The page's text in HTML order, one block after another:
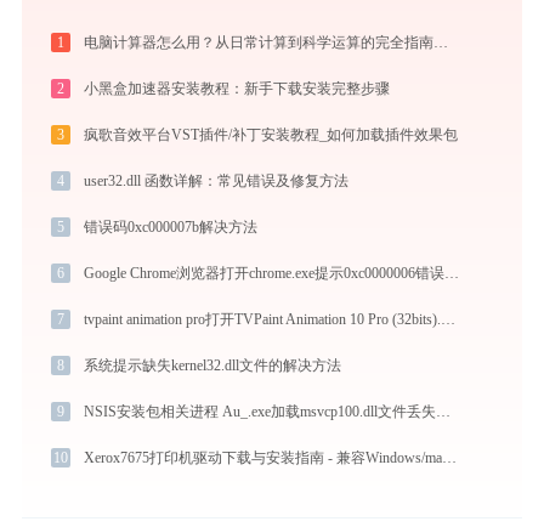
1 电脑计算器怎么用？从日常计算到科学运算的完全指南（附隐藏功能）
2 小黑盒加速器安装教程：新手下载安装完整步骤
3 疯歌音效平台VST插件/补丁安装教程_如何加载插件效果包
4 user32.dll 函数详解：常见错误及修复方法
5 错误码0xc000007b解决方法
6 Google Chrome浏览器打开chrome.exe提示0xc0000006错误码怎么办
7
8 系统提示缺失kernel32.dll文件的解决方法
9
10 Xerox7675打印机驱动下载与安装指南 - 兼容Windows/macOS